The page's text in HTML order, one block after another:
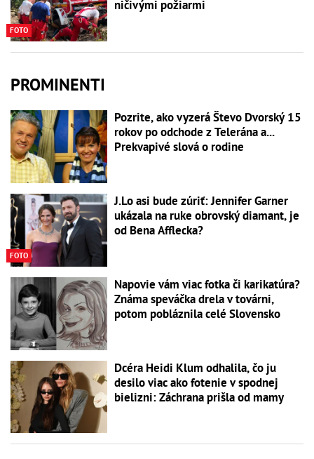
FOTO
ničivými požiarmi
PROMINENTI
Pozrite, ako vyzerá Števo Dvorský 15
rokov po odchode z Telerána a...
Prekvapivé slová o rodine
FOTO
J.Lo asi bude zúriť: Jennifer Garner
ukázala na ruke obrovský diamant, je
od Bena Afflecka?
Napovie vám viac fotka či karikatúra?
Známa speváčka drela v továrni,
potom pobláznila celé Slovensko
Dcéra Heidi Klum odhalila, čo ju
desilo viac ako fotenie v spodnej
bielizni: Záchrana prišla od mamy